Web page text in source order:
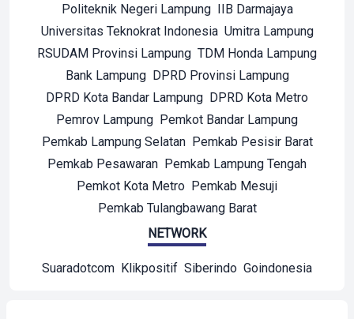
Politeknik Negeri Lampung IIB Darmajaya
Universitas Teknokrat Indonesia Umitra Lampung
RSUDAM Provinsi Lampung TDM Honda Lampung
Bank Lampung DPRD Provinsi Lampung
DPRD Kota Bandar Lampung DPRD Kota Metro
Pemrov Lampung Pemkot Bandar Lampung
Pemkab Lampung Selatan Pemkab Pesisir Barat
Pemkab Pesawaran Pemkab Lampung Tengah
Pemkot Kota Metro Pemkab Mesuji
Pemkab Tulangbawang Barat
NETWORK
Suaradotcom Klikpositif Siberindo Goindonesia